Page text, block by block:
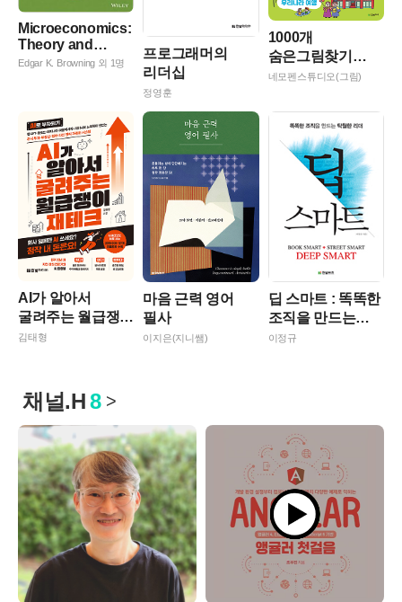
Microeconomics:
Theory and
Applications
Edgar K. Browning 외 1명
프로그래머의
리더십
정영훈
1000개
숨은그림찾기
우리나라 여행
네모펜스튜디오(그림)
AI가 알아서
굴려주는 월급쟁이
재테크
김태형
마음 근력 영어
필사
이지은(지니쌤)
딥 스마트 : 똑똑한
조직을 만드는
탁월한 리더
이정규
채널.H8 >